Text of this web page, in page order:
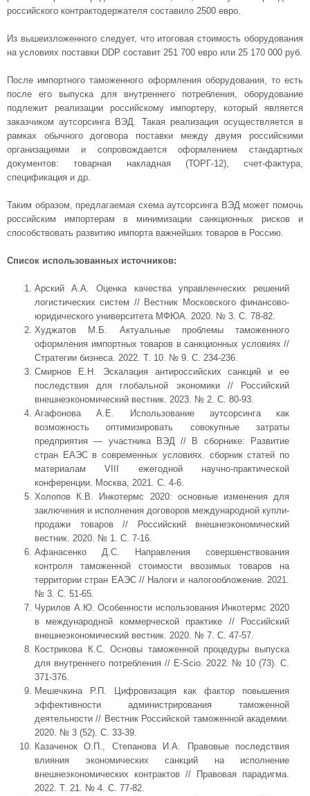
российского контрактодержателя составило 2500 евро.
Из вышеизложенного следует, что итоговая стоимость оборудования
на условиях поставки DDP составит 251 700 евро или 25 170 000 руб.
После импортного таможенного оформления оборудования, то есть
после его выпуска для внутреннего потребления, оборудование
подлежит реализации российскому импортеру, который является
заказчиком аутсорсинга ВЭД. Такая реализация осуществляется в
рамках обычного договора поставки между двумя российскими
организациями и сопровождается оформлением стандартных
документов: товарная накладная (ТОРГ-12), счет-фактура,
спецификация и др.
Таким образом, предлагаемая схема аутсорсинга ВЭД может помочь
российским импортерам в минимизации санкционных рисков и
способствовать развитию импорта важнейших товаров в Россию.
Список использованных источников:
Арский А.А. Оценка качества управленческих решений
логистических систем // Вестник Московского финансово-
юридического университета МФЮА. 2020. № 3. С. 78-82.
Худжатов М.Б. Актуальные проблемы таможенного
оформления импортных товаров в санкционных условиях //
Стратегии бизнеса. 2022. Т. 10. № 9. С. 234-236.
Смирнов Е.Н. Эскалация антироссийских санкций и ее
последствия для глобальной экономики // Российский
внешнеэкономический вестник. 2023. № 2. С. 80-93.
Агафонова А.Е. Использование аутсорсинга как
возможность оптимизировать совокупные затраты
предприятия — участника ВЭД // В сборнике: Развитие
стран ЕАЭС в современных условиях. сборник статей по
материалам VIII ежегодной научно-практической
конференции. Москва, 2021. С. 4-6.
Холопов К.В. Инкотермс 2020: основные изменения для
заключения и исполнения договоров международной купли-
продажи товаров // Российский внешнеэкономический
вестник. 2020. № 1. С. 7-16.
Афанасенко Д.С. Направления совершенствования
контроля таможенной стоимости ввозимых товаров на
территории стран ЕАЭС // Налоги и налогообложение. 2021.
№ 3. С. 51-65.
Чурилов А.Ю. Особенности использования Инкотермс 2020
в международной коммерческой практике // Российский
внешнеэкономический вестник. 2020. № 7. С. 47-57.
Кострикова К.С. Основы таможенной процедуры выпуска
для внутреннего потребления // E-Scio. 2022. № 10 (73). С.
371-376.
Мешечкина Р.П. Цифровизация как фактор повышения
эффективности администрирования таможенной
деятельности // Вестник Российской таможенной академии.
2020. № 3 (52). С. 33-39.
Казаченок О.П., Степанова И.А. Правовые последствия
влияния экономических санкций на исполнение
внешнеэкономических контрактов // Правовая парадигма.
2022. Т. 21. № 4. С. 77-82.